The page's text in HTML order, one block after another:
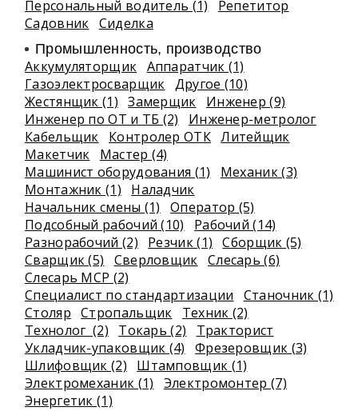
Персональный водитель (1)
Репетитор
Садовник Сиделка
Промышленность, производство
Аккумуляторщик Аппаратчик (1)
Газоэлектросварщик Другое (10)
Жестянщик (1)
Замерщик
Инженер (9)
Инженер по ОТ и ТБ (2)
Инженер-метролог
Кабельщик
Контролер ОТК Литейщик
Макетчик
Мастер (4)
Машинист оборудования (1)
Механик (3)
Монтажник (1)
Наладчик
Начальник смены (1)
Оператор (5)
Подсобный рабочий (10)
Рабочий (14)
Разнорабочий (2)
Резчик (1)
Сборщик (5)
Сварщик (5)
Сверловщик Слесарь (6)
Слесарь МСР (2)
Специалист по стандартизации
Станочник (1)
Столяр Стропальщик
Техник (2)
Технолог (2)
Токарь (2)
Тракторист
Укладчик-упаковщик (4)
Фрезеровщик (3)
Шлифовщик (2)
Штамповщик (1)
Электромеханик (1)
Электромонтер (7)
Энергетик (1)